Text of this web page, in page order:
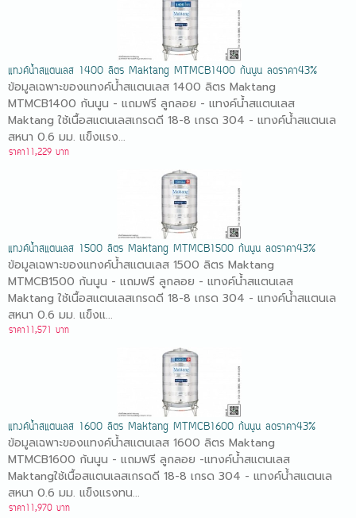
แทงค์น้ำสแตนเลส 1400 ลิตร Maktang MTMCB1400 ก้นนูน ลดราคา43%
ข้อมูลเฉพาะของแทงค์น้ำสแตนเลส 1400 ลิตร Maktang
MTMCB1400 ก้นนูน - แถมฟรี ลูกลอย - แทงค์น้ำสแตนเลส
Maktang ใช้เนื้อสแตนเลสเกรดดี 18-8 เกรด 304 - แทงค์น้ำสแตนเล
สหนา 0.6 มม. แข็งแรง...
ราคา11,229 บาท
แทงค์น้ำสแตนเลส 1500 ลิตร Maktang MTMCB1500 ก้นนูน ลดราคา43%
ข้อมูลเฉพาะของแทงค์น้ำสแตนเลส 1500 ลิตร Maktang
MTMCB1500 ก้นนูน - แถมฟรี ลูกลอย - แทงค์น้ําสแตนเลส
Maktang ใช้เนื้อสแตนเลสเกรดดี 18-8 เกรด 304 - แทงค์น้ําสแตนเล
สหนา 0.6 มม. แข็งแ...
ราคา11,571 บาท
แทงค์น้ำสแตนเลส 1600 ลิตร Maktang MTMCB1600 ก้นนูน ลดราคา43%
ข้อมูลเฉพาะของแทงค์น้ำสแตนเลส 1600 ลิตร Maktang
MTMCB1600 ก้นนูน - แถมฟรี ลูกลอย -แทงค์น้ำสแตนเลส
Maktangใช้เนื้อสแตนเลสเกรดดี 18-8 เกรด 304 - แทงค์น้ําสแตนเล
สหนา 0.6 มม. แข็งแรงทน...
ราคา11,970 บาท